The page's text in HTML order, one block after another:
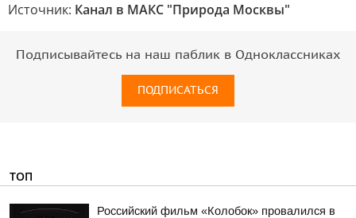
Источник: Канал в МАКС "Природа Москвы"
Подписывайтесь на наш паблик в Одноклассниках
ПОДПИСАТЬСЯ
ТОП
Российский фильм «Колобок» провалился в